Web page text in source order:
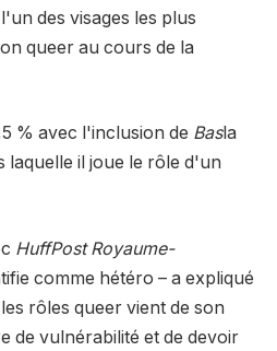
des visages les plus
queer au cours de la
% avec l'inclusion de Basla
laquelle il joue le rôle d'un
HuffPost Royaume-
comme hétéro – a expliqué
rôles queer vient de son
de vulnérabilité et de devoir